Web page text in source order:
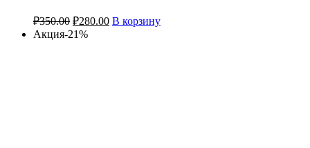
₽350.00 ₽280.00 В корзину
Акция-21%